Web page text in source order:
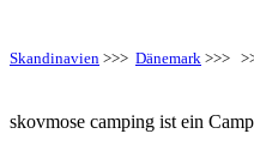
Skandinavien >>> Dänemark >>>
skovmose camping ist ein